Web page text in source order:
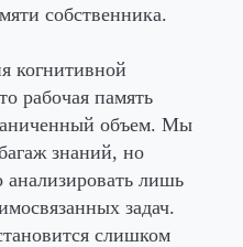
собственника.
когнитивной
рабочая память
объем. Мы
знаний, но
лишь
задач.
слишком